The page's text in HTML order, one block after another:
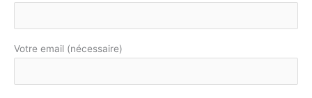
Votre email (nécessaire)